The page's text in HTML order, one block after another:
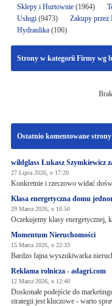
Sklepy i Hurtownie(1964)
Usługi(9473) Zakupy przez
Hydraulika(106)
Strony w kategorii Firmy wg
Ostatnio komentowane strony
wildglass Łukasz Szymkiewicz
27 Lipca 2026, o 17:20
Konkretnie i rzeczowo widać
Klasa energetyczna domu
29 Marca 2026, o 16:50
Oczekujemy klasy energetycznej,
Momentum Nieruchomości
15 Marca 2026, o 22:33
Bardzo fajna wyszukiwarka
Reklama rolnicza - adagri.com
12 Marca 2026, o 12:40
Doskonałe podejście do
strategii jest kluczowe - warto